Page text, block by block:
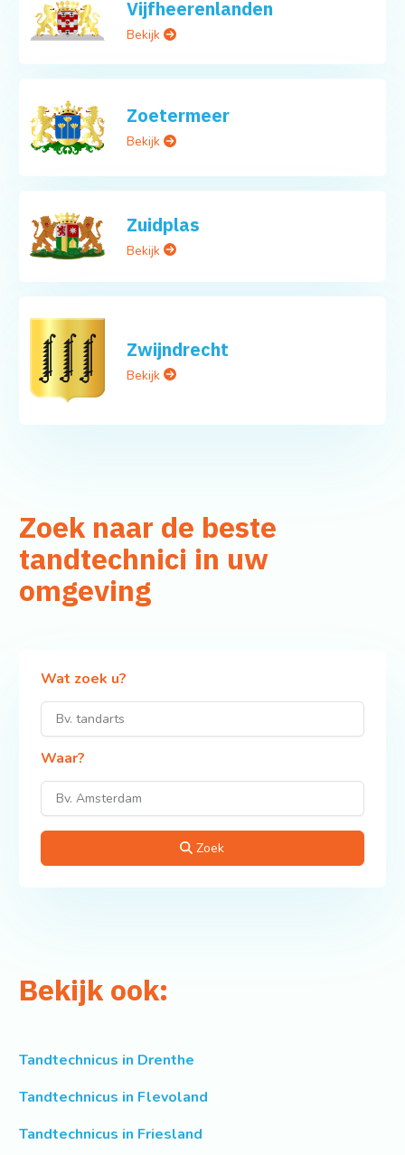
Vijfheerenlanden
Bekijk
Zoetermeer
Bekijk
Zuidplas
Bekijk
Zwijndrecht
Bekijk
Zoek naar de beste
tandtechnici in uw
omgeving
Wat zoek u?
Waar?
Zoek
Bekijk ook:
Tandtechnicus in Drenthe
Tandtechnicus in Flevoland
Tandtechnicus in Friesland